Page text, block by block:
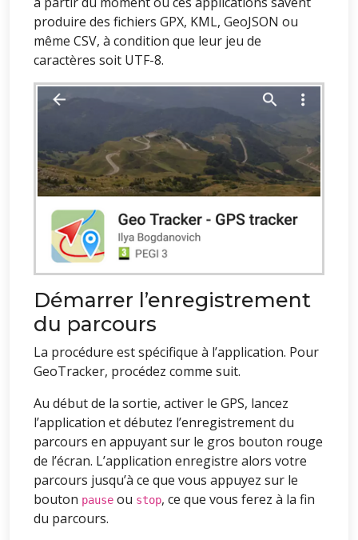
produire des fichiers GPX, KML, GeoJSON ou
même CSV, à condition que leur jeu de
caractères soit UTF-8.
Démarrer l’enregistrement
du parcours
La procédure est spécifique à l’application. Pour
GeoTracker, procédez comme suit.
Au début de la sortie, activer le GPS, lancez
l’application et débutez l’enregistrement du
parcours en appuyant sur le gros bouton rouge
de l’écran. L’application enregistre alors votre
parcours jusqu’à ce que vous appuyez sur le
bouton pause ou stop, ce que vous ferez à la fin
du parcours.